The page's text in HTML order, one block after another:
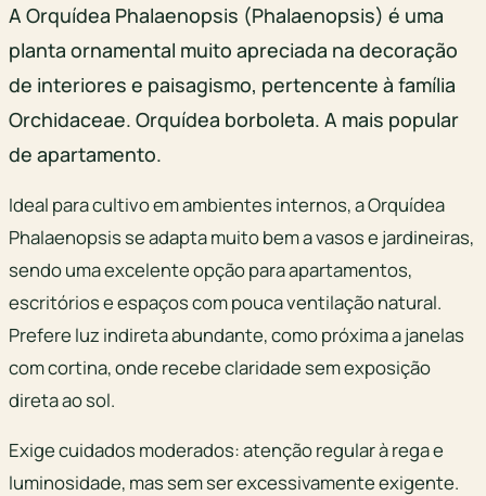
A Orquídea Phalaenopsis (Phalaenopsis) é uma
planta ornamental muito apreciada na decoração
de interiores e paisagismo, pertencente à família
Orchidaceae. Orquídea borboleta. A mais popular
de apartamento.
Ideal para cultivo em ambientes internos, a Orquídea
Phalaenopsis se adapta muito bem a vasos e jardineiras,
sendo uma excelente opção para apartamentos,
escritórios e espaços com pouca ventilação natural.
Prefere luz indireta abundante, como próxima a janelas
com cortina, onde recebe claridade sem exposição
direta ao sol.
Exige cuidados moderados: atenção regular à rega e
luminosidade, mas sem ser excessivamente exigente.